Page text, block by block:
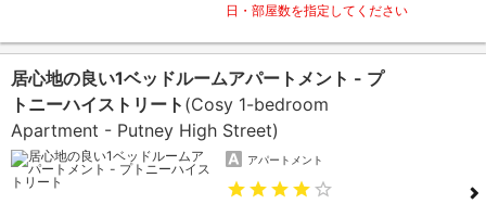
日・部屋数を指定してください
居心地の良い1ベッドルームアパートメント - プ
トニーハイストリート (Cosy 1-bedroom
Apartment - Putney High Street)
アパートメント